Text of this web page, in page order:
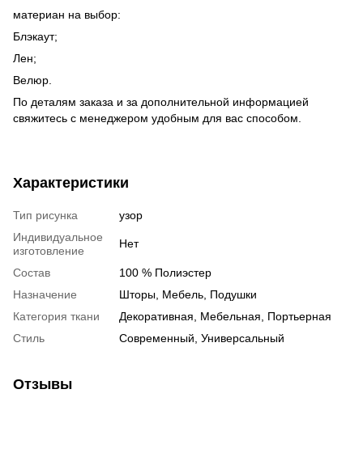
материан на выбор:
Блэкаут;
Лен;
Велюр.
По деталям заказа и за дополнительной информацией
свяжитесь с менеджером удобным для вас способом.
Характеристики
Тип рисунка
узор
Индивидуальное
изготовление
Нет
Состав
100 % Полиэстер
Назначение
Шторы, Мебель, Подушки
Категория ткани
Декоративная, Мебельная, Портьерная
Стиль
Современный, Универсальный
Отзывы